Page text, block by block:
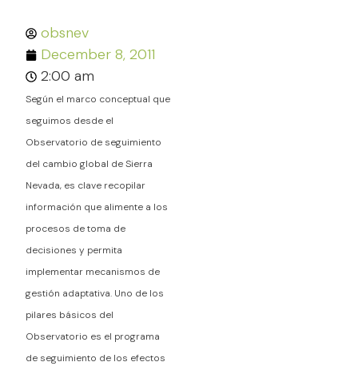
obsnev
December 8, 2011
2:00 am
Según el marco conceptual que
seguimos desde el
Observatorio de seguimiento
del cambio global de Sierra
Nevada, es clave recopilar
información que alimente a los
procesos de toma de
decisiones y permita
implementar mecanismos de
gestión adaptativa. Uno de los
pilares básicos del
Observatorio es el programa
de seguimiento de los efectos